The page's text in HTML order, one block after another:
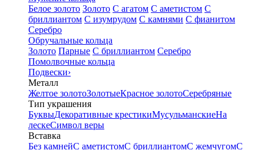
Белое золото Золото С агатом С аметистом С
бриллиантом С изумрудом С камнями С фианитом
Серебро
Обручальные кольца
Золото Парные С бриллиантом Серебро
Помолвочные кольца
Подвески›
Металл
Желтое золотоЗолотыеКрасное золотоСеребряные
Тип украшения
БуквыДекоративные крестикиМусульманскиеНа
лескеСимвол веры
Вставка
Без камнейС аметистомС бриллиантомС жемчугомС